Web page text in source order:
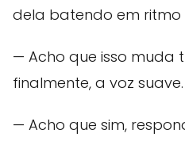
dela batendo em ritmo
— Acho que isso muda
finalmente, a voz suave.
— Acho que sim,